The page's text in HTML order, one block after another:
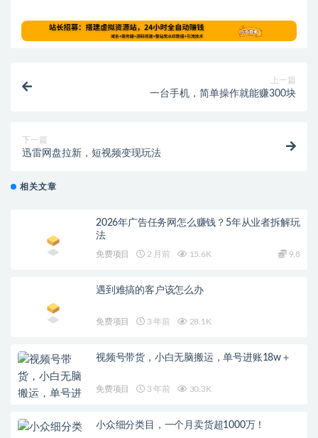
上一篇
一台手机，简单操作就能赚300块
下一篇
迅雷网盘拉新，短视频变现玩法
相关文章
2026年广告任务网怎么赚钱？5年从业者拆解玩
法
免费项目 2 月前 15.6K 9.8
遇到难搞的客户该怎么办
免费项目 3 年前 28.1K
视频号带货，小白无脑搬运，单号进账18w＋
免费项目 3 年前 30.3K
小众细分类目，一个月卖货超1000万！